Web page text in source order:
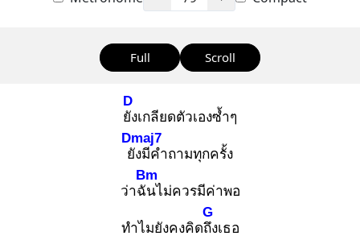
Full Scroll
ยัง
D
เกลียดตัวเองซ้ำๆ
ยัง
Dmaj7
มีคำถามทุกครั้ง
ว่าฉัน
Bm
ไม่ควรมีค่าพอ
ทำไมยังคงคิดถึง
G
เธอ